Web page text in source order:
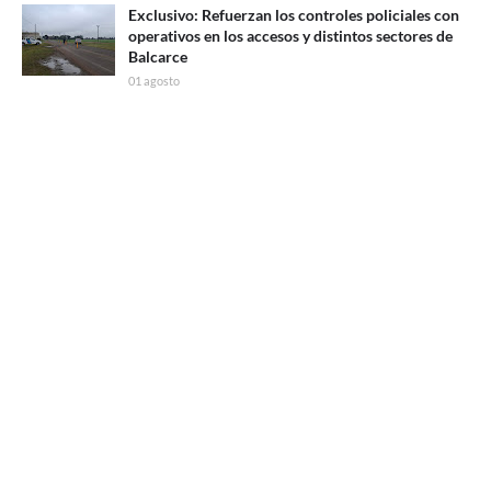
Exclusivo: Refuerzan los controles policiales con
operativos en los accesos y distintos sectores de
Balcarce
01 agosto